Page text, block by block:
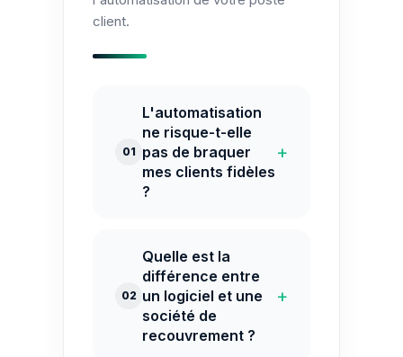
client.
01
L'automatisation
ne risque-t-elle
pas de braquer
mes clients fidèles
?
+
02
Quelle est la
différence entre
un logiciel et une
société de
recouvrement ?
+